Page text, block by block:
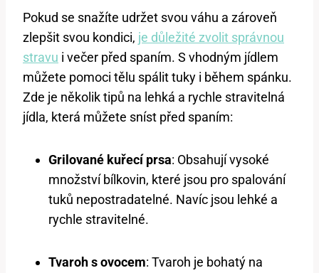
Pokud se snažíte udržet svou váhu a zároveň
zlepšit svou kondici, je důležité zvolit správnou
stravu i večer před spaním. S vhodným jídlem
můžete pomoci tělu spálit tuky i během spánku.
Zde je několik tipů na lehká a rychle stravitelná
jídla, která můžete sníst před spaním:
Grilované kuřecí prsa: Obsahují vysoké
množství bílkovin, které jsou pro spalování
tuků nepostradatelné. Navíc jsou lehké a
rychle stravitelné.
Tvaroh s ovocem: Tvaroh je bohatý na